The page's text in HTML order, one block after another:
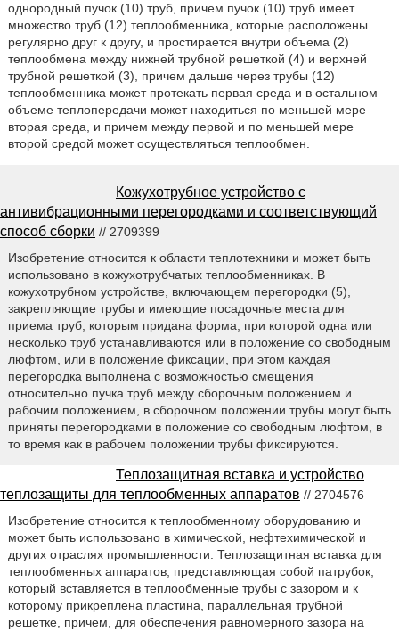
однородный пучок (10) труб, причем пучок (10) труб имеет
множество труб (12) теплообменника, которые расположены
регулярно друг к другу, и простирается внутри объема (2)
теплообмена между нижней трубной решеткой (4) и верхней
трубной решеткой (3), причем дальше через трубы (12)
теплообменника может протекать первая среда и в остальном
объеме теплопередачи может находиться по меньшей мере
вторая среда, и причем между первой и по меньшей мере
второй средой может осуществляться теплообмен.
Кожухотрубное устройство с
антивибрационными перегородками и соответствующий
способ сборки // 2709399
Изобретение относится к области теплотехники и может быть
использовано в кожухотрубчатых теплообменниках. В
кожухотрубном устройстве, включающем перегородки (5),
закрепляющие трубы и имеющие посадочные места для
приема труб, которым придана форма, при которой одна или
несколько труб устанавливаются или в положение со свободным
люфтом, или в положение фиксации, при этом каждая
перегородка выполнена с возможностью смещения
относительно пучка труб между сборочным положением и
рабочим положением, в сборочном положении трубы могут быть
приняты перегородками в положение со свободным люфтом, в
то время как в рабочем положении трубы фиксируются.
Теплозащитная вставка и устройство
теплозащиты для теплообменных аппаратов // 2704576
Изобретение относится к теплообменному оборудованию и
может быть использовано в химической, нефтехимической и
других отраслях промышленности. Теплозащитная вставка для
теплообменных аппаратов, представляющая собой патрубок,
который вставляется в теплообменные трубы с зазором и к
которому прикреплена пластина, параллельная трубной
решетке, причем, для обеспечения равномерного зазора на